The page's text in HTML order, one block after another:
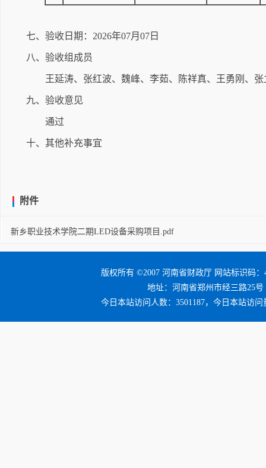
七、验收日期：2026年07月07日
八、验收组成员
王延涛、张红波、魏峰、李茹、陈祥真、王勇刚、
九、验收意见
通过
十、其他补充事宜
附件
新乡职业技术学院二期LED设备采购项目.pdf
版权所有 ©2007 河南省财政厅 网站标识码：
地址：河南省郑州市经三路25号
今日本站访问人数：3501187，今日本站访问